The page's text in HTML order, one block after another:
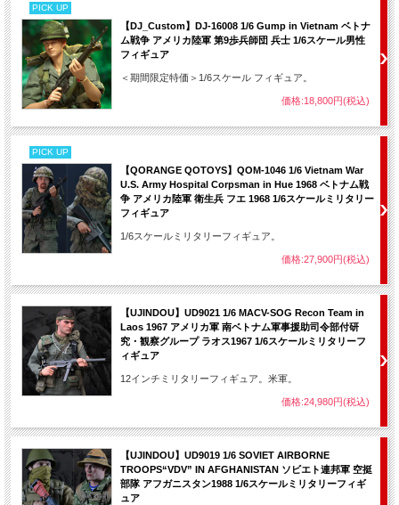
PICK UP
【DJ_Custom】DJ-16008 1/6 Gump in Vietnam ベトナ
ム戦争 アメリカ陸軍 第9歩兵師団 兵士 1/6スケール男性
フィギュア
＜期間限定特価＞1/6スケール フィギュア。
価格:18,800円(税込)
PICK UP
【QORANGE QOTOYS】QOM-1046 1/6 Vietnam War
U.S. Army Hospital Corpsman in Hue 1968 ベトナム戦
争 アメリカ陸軍 衛生兵 フエ 1968 1/6スケールミリタリー
フィギュア
1/6スケールミリタリーフィギュア。
価格:27,900円(税込)
【UJINDOU】UD9021 1/6 MACV-SOG Recon Team in
Laos 1967 アメリカ軍 南ベトナム軍事援助司令部付研
究・観察グループ ラオス1967 1/6スケールミリタリーフ
ィギュア
12インチミリタリーフィギュア。米軍。
価格:24,980円(税込)
【UJINDOU】UD9019 1/6 SOVIET AIRBORNE
TROOPS“VDV” IN AFGHANISTAN ソビエト連邦軍 空挺
部隊 アフガニスタン1988 1/6スケールミリタリーフィギ
ュア